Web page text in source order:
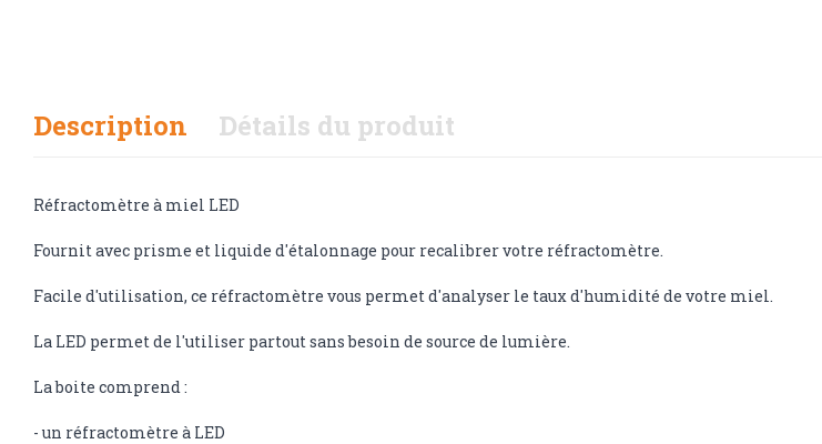
Description Détails du produit
Réfractomètre à miel LED
Fournit avec prisme et liquide d'étalonnage pour recalibrer votre réfractomètre.
Facile d'utilisation, ce réfractomètre vous permet d'analyser le taux d'humidité de votre miel.
La LED permet de l'utiliser partout sans besoin de source de lumière.
La boite comprend :
- un réfractomètre à LED